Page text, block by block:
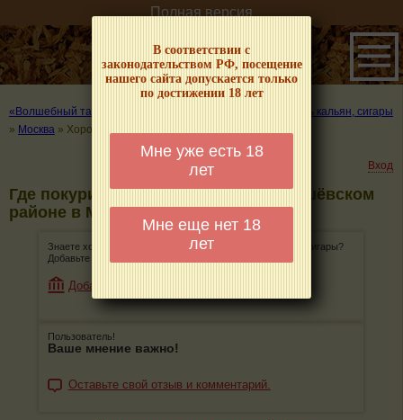
В соответствии с
законодательством РФ, посещение
нашего сайта допускается только
по достижении 18 лет
Мне уже есть 18
лет
Мне еще нет 18
лет
Полная версия
«Волшебный табачок» – о табаке и курении
Где покурить кальян, сигары
» Москва » Хорошёвский район
Вход
Где покурить кальян, сигары в Хорошёвском
районе в Москве
Знаете хорошее место, где можно покурить кальян или сигары?
Добавьте его, поделитесь информацией с остальными!
Добавить магазин
Пользователь!
Ваше мнение важно!
Оставьте свой отзыв и комментарий.